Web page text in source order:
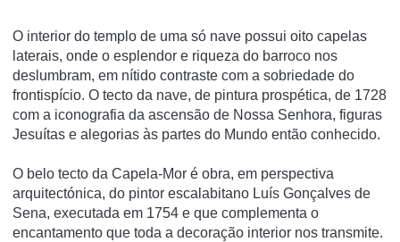
O interior do templo de uma só nave possui oito capelas
laterais, onde o esplendor e riqueza do barroco nos
deslumbram, em nítido contraste com a sobriedade do
frontispício. O tecto da nave, de pintura prospética, de 1728
com a iconografia da ascensão de Nossa Senhora, figuras
Jesuítas e alegorias às partes do Mundo então conhecido.
O belo tecto da Capela-Mor é obra, em perspectiva
arquitectónica, do pintor escalabitano Luís Gonçalves de
Sena, executada em 1754 e que complementa o
encantamento que toda a decoração interior nos transmite.